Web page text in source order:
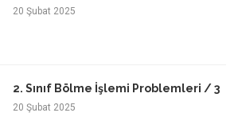
20 Şubat 2025
2. Sınıf Bölme İşlemi Problemleri / 3
20 Şubat 2025